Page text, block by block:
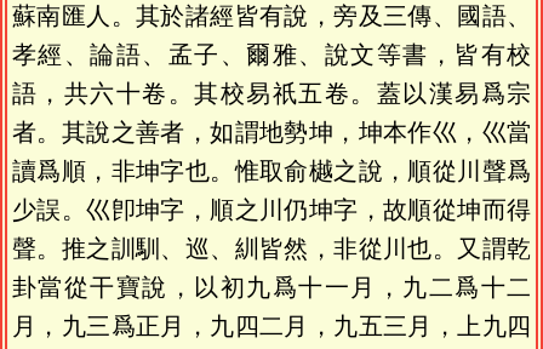
蘇南匯人。其於諸經皆有說，旁及三傳、國語、
孝經、論語、孟子、爾雅、說文等書，皆有校
語，共六十卷。其校易祇五卷。蓋以漢易爲宗
者。其說之善者，如謂地勢坤，坤本作巛，巛當
讀爲順，非坤字也。惟取俞樾之說，順從川聲爲
少誤。巛卽坤字，順之川仍坤字，故順從坤而得
聲。推之訓馴、巡、紃皆然，非從川也。又謂乾
卦當從干寶說，以初九爲十一月，九二爲十二
月，九三爲正月，九四二月，九五三月，上九四